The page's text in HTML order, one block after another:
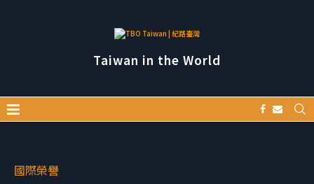
Taiwan in the World
國際榮譽